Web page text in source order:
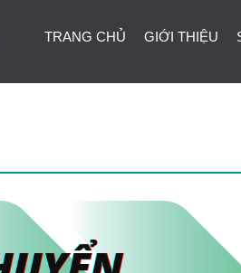
TRANG CHỦ GIỚI THIỆU